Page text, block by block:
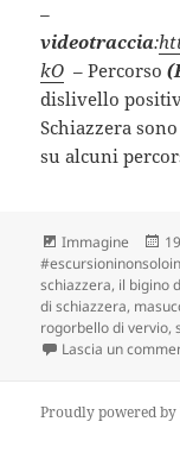
–
videotraccia:
kO – Percorso
dislivello
Schiazzera
su alcuni
Formato
Immagine
il
schiazzera, il bigino
di schiazzera,
rogorbello di vervio,
Lascia un
Proudly powered by